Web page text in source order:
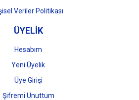
Veriler Politikası
ÜYELİK
Hesabım
Yeni Üyelik
Üye Girişi
Şifremi Unuttum